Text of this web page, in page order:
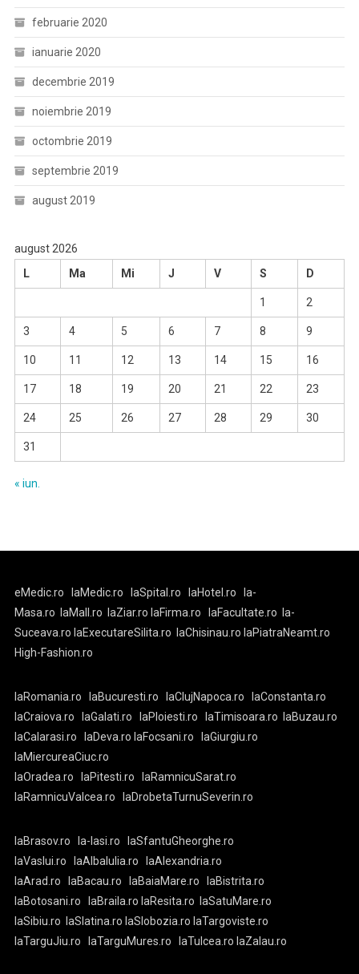
februarie 2020
ianuarie 2020
decembrie 2019
noiembrie 2019
octombrie 2019
septembrie 2019
august 2019
august 2026
L
Ma Mi J V S D
1 2
3 4 5 6 7 8 9
10 11 12 13 14 15 16
17 18 19 20 21 22 23
24 25 26 27 28 29 30
31
« iun.
eMedic.ro laMedic.ro laSpital.ro laHotel.ro
la-
Masa.ro
laMall.ro laZiar.ro laFirma.ro laFacultate.ro
la-
Suceava.ro laExecutareSilita.ro laChisinau.ro laPiatraNeamt.ro
High-Fashion.ro
laRomania.ro laBucuresti.ro laClujNapoca.ro
laConstanta.ro
laCraiova.ro
laGalati.ro laPloiesti.ro laTimisoara.ro
laBuzau.ro
laCalarasi.ro
laDeva.ro laFocsani.ro
laGiurgiu.ro
laMiercureaCiuc.ro
laOradea.ro
laPitesti.ro
laRamnicuSarat.ro
laRamnicuValcea.ro
laDrobetaTurnuSeverin.ro
laBrasov.ro la-Iasi.ro
laSfantuGheorghe.ro
laVaslui.ro
laAlbaIulia.ro
laAlexandria.ro
laArad.ro
laBacau.ro laBaiaMare.ro
laBistrita.ro
laBotosani.ro
laBraila.ro laResita.ro
laSatuMare.ro
laSibiu.ro
laSlatina.ro laSlobozia.ro laTargoviste.ro
laTarguJiu.ro
laTarguMures.ro laTulcea.ro laZalau.ro